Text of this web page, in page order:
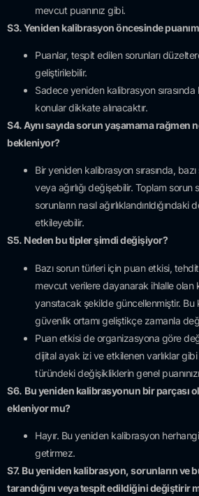
mevcut puanınız gibi.
S3. Yeniden kalibrasyon öncesinde
Puanlar, tespit edilen sorunları
geliştirilebilir.
Sadece yeniden kalibrasyon
konular dikkate alınacaktır.
S4. Aynı sayıda sorun yaşamama rağmen
bekleniyor?
Bir yeniden kalibrasyon sırasında,
veya ağırlığı değişebilir. Toplam sorun
sorunların nasıl ağırlıklandırıldığındaki
etkileyebilir.
S5. Neden bu tipler şimdi değişiyor?
Bazı sorun türleri için puan etkisi,
mevcut verilere dayanarak ihlalle olan
yansıtacak şekilde güncellenmiştir. Bu
güvenlik ortamı geliştikçe zamanla
Puan etkisi de organizasyona göre
dijital ayak izi ve etkilenen varlıklar
türündeki değişikliklerin genel
S6. Bu yeniden kalibrasyonun bir parçası
ekleniyor mu?
Hayır. Bu yeniden kalibrasyon
getirmez.
S7. Bu yeniden kalibrasyon, sorunların ve
tarandığını veya tespit edildiğini değiştirir